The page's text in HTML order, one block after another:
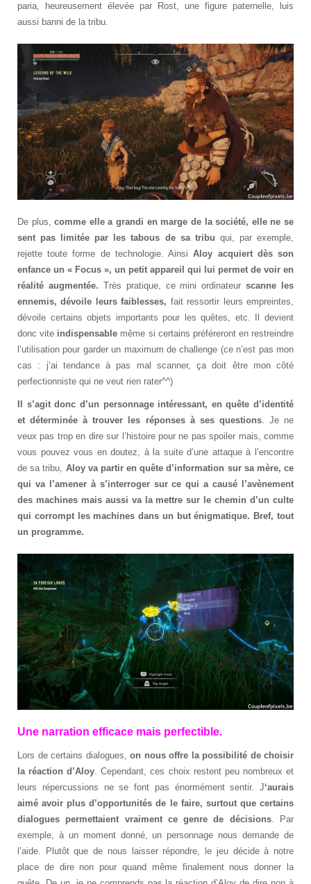
paria, heureusement élevée par Rost, une figure paternelle, luis
aussi banni de la tribu.
De plus,comme elle a grandi en marge de la société, elle ne se
sent pas limitée par les tabous de sa tribu qui, par exemple,
rejette toute forme de technologie. AinsiAloy acquiert dès son
enfance un « Focus », un petit appareil qui lui permet de voir en
réalité augmentée. Très pratique, ce mini ordinateurscanne les
ennemis, dévoile leurs faiblesses, fait ressortir leurs empreintes,
dévoile certains objets importants pour les quêtes, etc. Il devient
donc vite indispensable même si certains préféreront en restreindre
l’utilisation pour garder un maximum de challenge (ce n’est pas mon
cas : j’ai tendance à pas mal scanner, ça doit être mon côté
perfectionniste qui ne veut rien rater^^)
Il s’agit donc d’un personnage intéressant, en quête d’identité
et déterminée à trouver les réponses à ses questions. Je ne
veux pas trop en dire sur l’histoire pour ne pas spoiler mais, comme
vous pouvez vous en doutez, à la suite d’une attaque à l’encontre
de sa tribu, Aloy va partir en quête d’information sur sa mère, ce
qui va l’amener à s’interroger sur ce qui a causé l’avènement
des machines mais aussi va la mettre sur le chemin d’un culte
qui corrompt les machines dans un but énigmatique. Bref, tout
un programme.
Une narration efficace mais perfectible.
Lors de certains dialogues, on nous offre la possibilité de choisir
la réaction d’Aloy . Cependant, ces choix restent peu nombreux et
leurs répercussions ne se font pas énormément sentir. J‘aurais
aimé avoir plus d’opportunités de le faire, surtout que certains
dialogues permettaient vraiment ce genre de décisions. Par
exemple, à un moment donné, un personnage nous demande de
l’aide. Plutôt que de nous laisser répondre, le jeu décide à notre
place de dire non pour quand même finalement nous donner la